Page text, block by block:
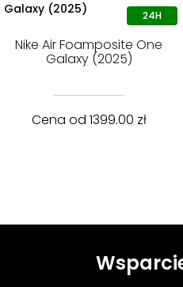
Nike Air Foamposite One
Galaxy (2025)
Cena od 1399.00 zł